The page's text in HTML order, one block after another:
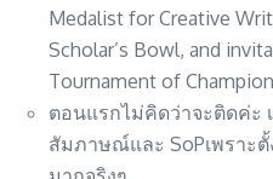
Medalist for Creative
Scholar’s Bowl, and
Tournament of
ตอนแรกไม่คิดว่าจะติดค่ะ
สัมภาษณ์และ SoPเพราะ